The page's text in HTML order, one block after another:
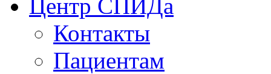
Центр СПИДа
Контакты
Пациентам